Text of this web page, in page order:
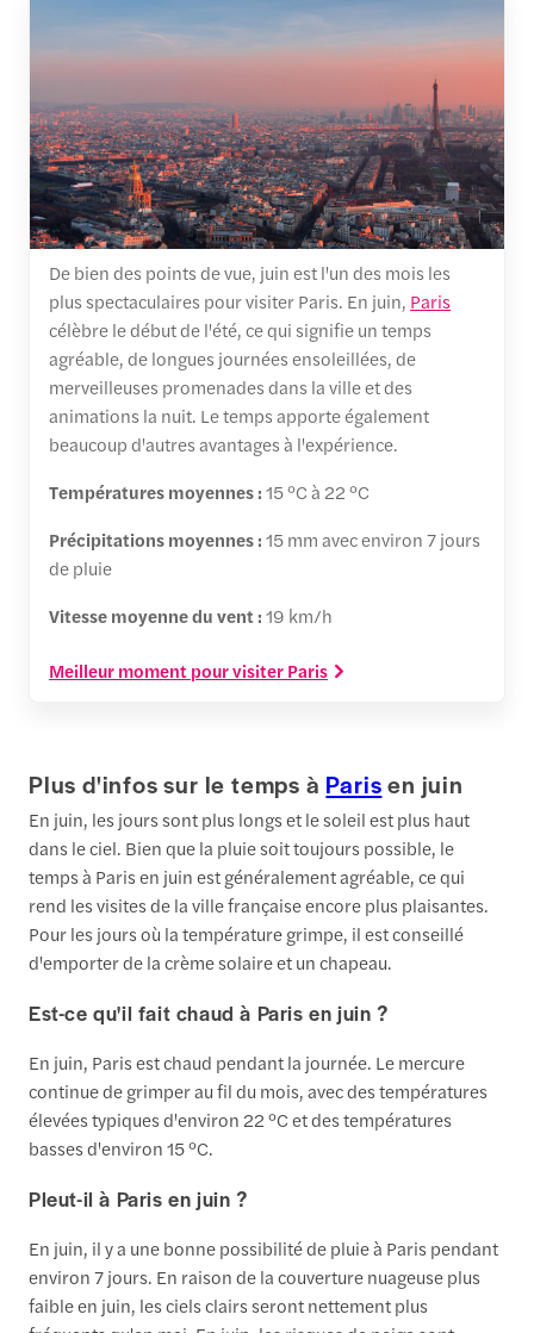
De bien des points de vue, juin est l'un des mois les
plus spectaculaires pour visiter Paris. En juin, Paris
célèbre le début de l'été, ce qui signifie un temps
agréable, de longues journées ensoleillées, de
merveilleuses promenades dans la ville et des
animations la nuit. Le temps apporte également
beaucoup d'autres avantages à l'expérience.
Températures moyennes :15 °C à 22 °C
Précipitations moyennes :15 mm avec environ 7 jours
de pluie
Vitesse moyenne du vent :19 km/h
Meilleur moment pour visiter Paris
Plus d'infos sur le temps à Parisen juin
En juin, les jours sont plus longs et le soleil est plus haut
dans le ciel. Bien que la pluie soit toujours possible, le
temps à Paris en juin est généralement agréable, ce qui
rend les visites de la ville française encore plus plaisantes.
Pour les jours où la température grimpe, il est conseillé
d'emporter de la crème solaire et un chapeau.
Est-ce qu'il fait chaud à Paris en juin ?
En juin, Paris est chaud pendant la journée. Le mercure
continue de grimper au fil du mois, avec des températures
élevées typiques d'environ 22 °C et des températures
basses d'environ 15 °C.
Pleut-il à Paris en juin ?
En juin, il y a une bonne possibilité de pluie à Paris pendant
environ 7 jours. En raison de la couverture nuageuse plus
faible en juin, les ciels clairs seront nettement plus